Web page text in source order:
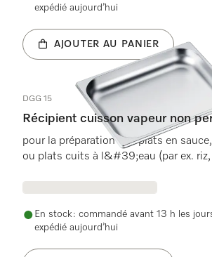
expédié aujourd’hui
AJOUTER AU PANIER
DGG 15
Récipient cuisson vapeur non
pour la préparation des plats en
ou plats cuits à l&#39;eau (par ex. riz,
En stock : commandé avant 13 h les
expédié aujourd’hui